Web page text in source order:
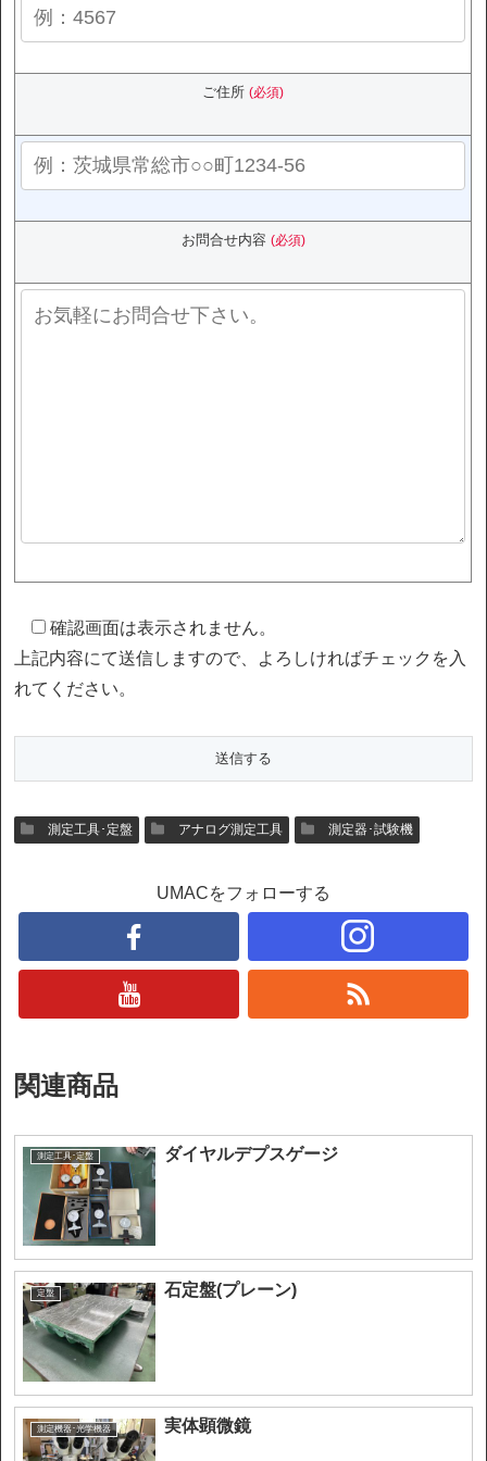
ご住所(必須)
お問合せ内容 (必須)
確認画面は表示されません。
上記内容にて送信しますので、よろしければチェックを入
れてください。
測定工具･定盤 アナログ測定工具 測定器･試験機
UMACをフォローする
関連商品
測定工具･定盤 ダイヤルデプスゲージ
定盤 石定盤(プレーン)
測定機器･光学機器 実体顕微鏡